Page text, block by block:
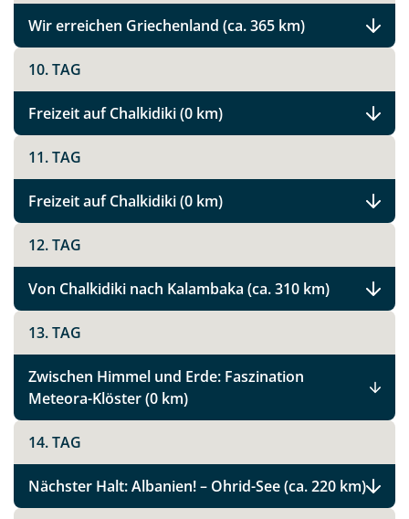
Wir erreichen Griechenland (ca. 365 km)
10. TAG
Freizeit auf Chalkidiki (0 km)
11. TAG
Freizeit auf Chalkidiki (0 km)
12. TAG
Von Chalkidiki nach Kalambaka (ca. 310 km)
13. TAG
Zwischen Himmel und Erde: Faszination
Meteora-Klöster (0 km)
14. TAG
Nächster Halt: Albanien! – Ohrid-See (ca. 220 km)